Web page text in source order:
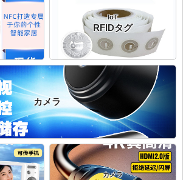
IoT
RFIDタグ
カメラ
カメラ